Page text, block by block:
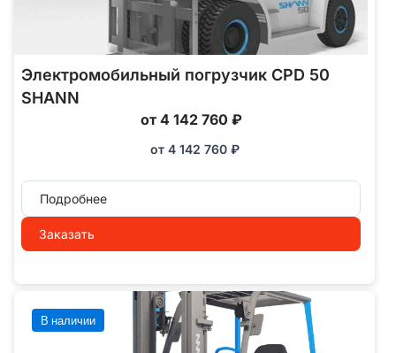
Электромобильный погрузчик CPD 50
SHANN
от 4 142 760 ₽
от 4 142 760 ₽
Подробнее
Заказать
В наличии